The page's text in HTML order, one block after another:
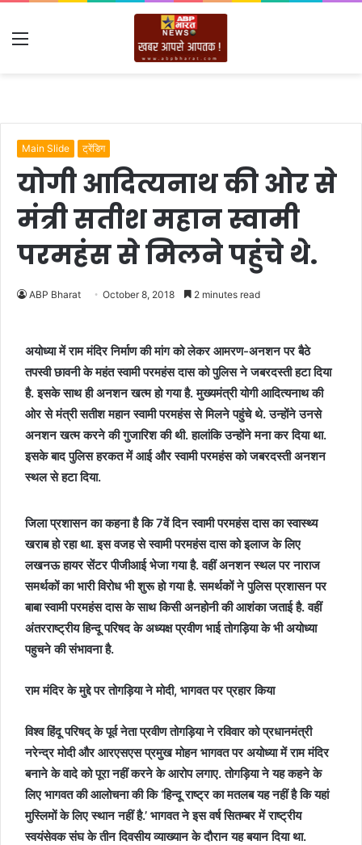
Menu
Main Slide ट्रेंडिग
योगी आदित्यनाथ की ओर से
मंत्री सतीश महान स्वामी
परमहंस से मिलने पहुंचे थे.
ABP Bharat October 8, 2018 2 minutes read
अयोध्या में राम मंदिर निर्माण की मांग को लेकर आमरण-अनशन पर बैठे
तपस्वी छावनी के महंत स्वामी परमहंस दास को पुलिस ने जबरदस्ती हटा दिया
है. इसके साथ ही अनशन खत्म हो गया है. मुख्यमंत्री योगी आदित्यनाथ की
ओर से मंत्री सतीश महान स्वामी परमहंस से मिलने पहुंचे थे. उन्होंने उनसे
अनशन खत्म करने की गुजारिश की थी. हालांकि उन्होंने मना कर दिया था.
इसके बाद पुलिस हरकत में आई और स्वामी परमहंस को जबरदस्ती अनशन
स्थल से हटा दिया.
जिला प्रशासन का कहना है कि 7वें दिन स्वामी परमहंस दास का स्वास्थ्य
खराब हो रहा था. इस वजह से स्वामी परमहंस दास को इलाज के लिए
लखनऊ हायर सेंटर पीजीआई भेजा गया है. वहीं अनशन स्थल पर नाराज
समर्थकों का भारी विरोध भी शुरू हो गया है. समर्थकों ने पुलिस प्रशासन पर
बाबा स्वामी परमहंस दास के साथ किसी अनहोनी की आशंका जताई है. वहीं
अंतरराष्ट्रीय हिन्दू परिषद के अध्यक्ष प्रवीण भाई तोगड़िया के भी अयोध्या
पहुचने की संभावना है.
राम मंदिर के मुद्दे पर तोगड़िया ने मोदी, भागवत पर प्रहार किया
विश्व हिंदू परिषद् के पूर्व नेता प्रवीण तोगड़िया ने रविवार को प्रधानमंत्री
नरेन्द्र मोदी और आरएसएस प्रमुख मोहन भागवत पर अयोध्या में राम मंदिर
बनाने के वादे को पूरा नहीं करने के आरोप लगाए. तोगड़िया ने यह कहने के
लिए भागवत की आलोचना की कि ‘हिन्दू राष्ट्र का मतलब यह नहीं है कि यहां
मुस्लिमों के लिए स्थान नहीं है.’ भागवत ने इस वर्ष सितम्बर में राष्ट्रीय
स्वयंसेवक संघ के तीन दिवसीय व्याख्यान के दौरान यह बयान दिया था.